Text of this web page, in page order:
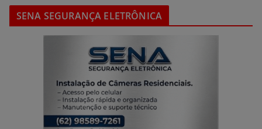
SENA SEGURANÇA ELETRÔNICA